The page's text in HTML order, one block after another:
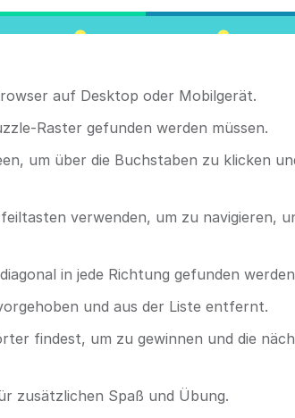
auf Desktop oder Mobilgerät.
Raster gefunden werden müssen.
um über die Buchstaben zu klicken
verwenden, um zu navigieren,
in jede Richtung gefunden
und aus der Liste entfernt.
findest, um zu gewinnen und die
zusätzlichen Spaß und Übung.